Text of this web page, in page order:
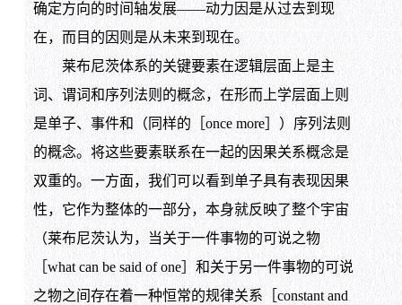
确定方向的时间轴发展——动力因是从过去到现
在，而目的因则是从未来到现在。
莱布尼茨体系的关键要素在逻辑层面上是主
词、谓词和序列法则的概念，在形而上学层面上则
是单子、事件和（同样的［once more］）序列法则
的概念。将这些要素联系在一起的因果关系概念是
双重的。一方面，我们可以看到单子具有表现因果
性，它作为整体的一部分，本身就反映了整个宇宙
（莱布尼茨认为，当关于一件事物的可说之物
［what can be said of one］和关于另一件事物的可说
之物之间存在着一种恒常的规律关系［constant and